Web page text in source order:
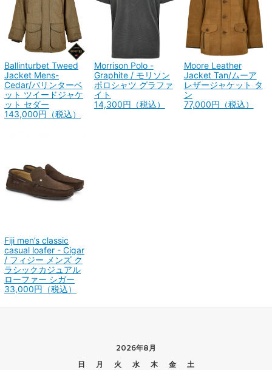
Ballinturbet Tweed
Jacket Mens-
Cedar/バリンターベ
ット ツイードジャケ
ット セダー
143,000円（税込）
Morrison Polo -
Graphite / モリソン
ポロシャツ グラファ
イト
14,300円（税込）
Moore Leather
Jacket Tan/ムーア
レザージャケット タ
ン
77,000円（税込）
Fiji men’s classic
casual loafer - Cigar
/ フィジー メンズ ク
ラシックカジュアル
ローファー シガー
33,000円（税込）
2026年8月
日
月 火 水 木 金
土